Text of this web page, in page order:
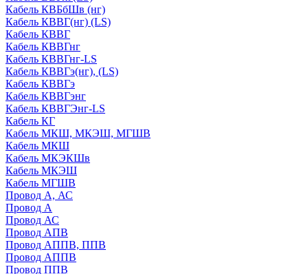
Кабель КВБбШв (нг)
Кабель КВВГ(нг) (LS)
Кабель КВВГ
Кабель КВВГнг
Кабель КВВГнг-LS
Кабель КВВГэ(нг), (LS)
Кабель КВВГэ
Кабель КВВГэнг
Кабель КВВГЭнг-LS
Кабель КГ
Кабель МКШ, МКЭШ, МГШВ
Кабель МКШ
Кабель МКЭКШв
Кабель МКЭШ
Кабель МГШВ
Провод А, АС
Провод А
Провод АС
Провод АПВ
Провод АППВ, ППВ
Провод АППВ
Провод ППВ